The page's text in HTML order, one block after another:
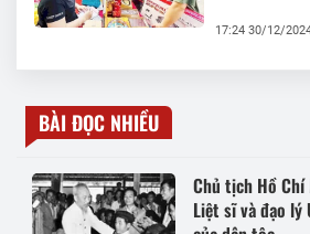
17:24 30/12/
BÀI ĐỌC NHIỀU
Chủ tịch Hồ
Liệt sĩ và đạo lý